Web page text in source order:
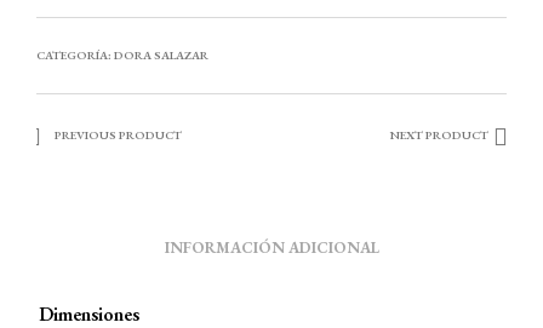
CATEGORÍA: DORA SALAZAR
PREVIOUS PRODUCT NEXT PRODUCT
INFORMACIÓN ADICIONAL
Dimensiones